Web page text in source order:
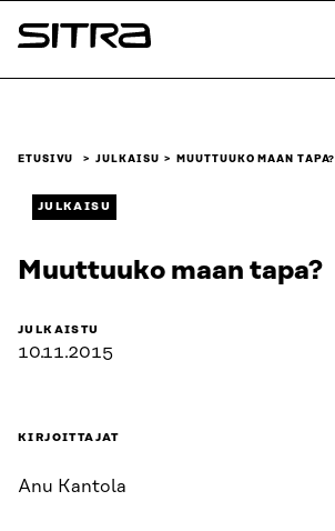
Siirry
suoraan
Sitra
ETUSIVU JULKAISU MUUTTUUKO MAAN TAPA?
JULKAISU
Muuttuuko maan tapa?
JULKAISTU
10.11.2015
KIRJOITTAJAT
Anu Kantola